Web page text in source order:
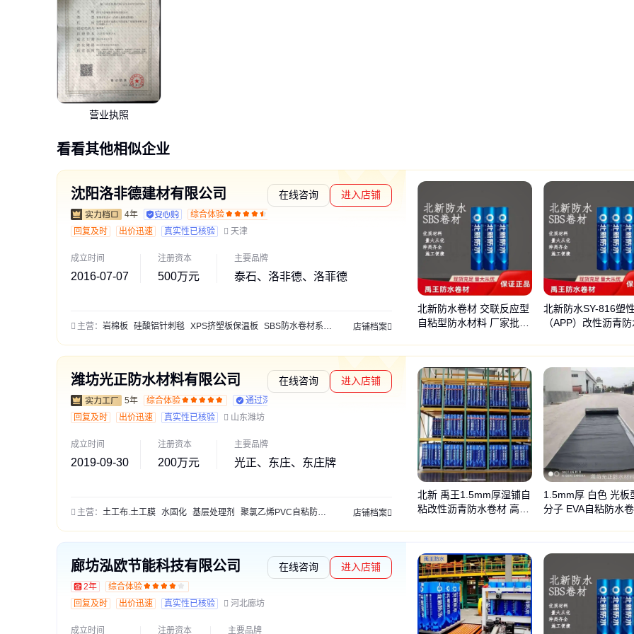
营业执照
看看其他相似企业
沈阳洛非德建材有限公司
4年 综合体验
在线咨询 进入店铺
回复及时 出价迅速 真实性已核验 天津
成立时间
2016-07-07
注册资本
500万元
主要品牌
泰石、洛非德、洛菲德
主营： 岩棉板 硅酸铝针刺毯 XPS挤塑板保温板 SBS防水卷材系列 保温材料系列 橡塑保温 融雪剂 土工布 防火泥 灌浆料 橡胶板 止水条 水
店铺档案
北新防水卷材 交联反应型
自粘型防水材料 厂家批发
北新防水SY-816塑
（APP）改性沥青
潍坊光正防水材料有限公司
5年 综合体验 通过深度核验
在线咨询 进入店铺
回复及时 出价迅速 真实性已核验 山东潍坊
成立时间
2019-09-30
注册资本
200万元
主要品牌
光正、东庄、东庄牌
主营： 土工布.土工膜 水固化 基层处理剂 聚氯乙烯PVC自粘防水卷材 非沥青基自粘胶膜防水卷材 弹性体sbs改性沥青防水卷材 非固化橡胶防水
店铺档案
北新 禹王1.5mm厚湿铺自
粘改性沥青防水卷材 高分
1.5mm厚 白色 光板
分子 EVA自粘防水
廊坊泓欧节能科技有限公司
2年 综合体验
在线咨询 进入店铺
回复及时 出价迅速 真实性已核验 河北廊坊
成立时间 注册资本 主要品牌